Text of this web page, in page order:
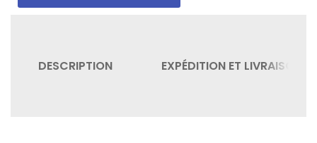
DESCRIPTION EXPÉDITION ET LIVRAISON